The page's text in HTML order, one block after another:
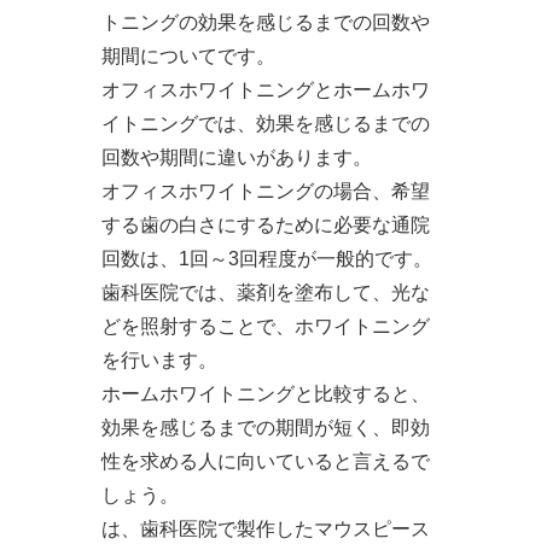
トニングの効果を感じるまでの回数や
期間についてです。
オフィスホワイトニングとホームホワ
イトニングでは、効果を感じるまでの
回数や期間に違いがあります。
オフィスホワイトニングの場合、希望
する歯の白さにするために必要な通院
回数は、1回～3回程度が一般的です。
歯科医院では、薬剤を塗布して、光な
どを照射することで、ホワイトニング
を行います。
ホームホワイトニングと比較すると、
効果を感じるまでの期間が短く、即効
性を求める人に向いていると言えるで
しょう。
は、歯科医院で製作したマウスピース